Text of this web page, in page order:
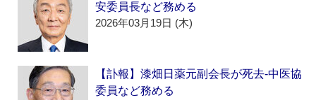
安委員長など務める
2026年03月19日 (木)
【訃報】漆畑日薬元副会長が死去‐中医協
委員など務める